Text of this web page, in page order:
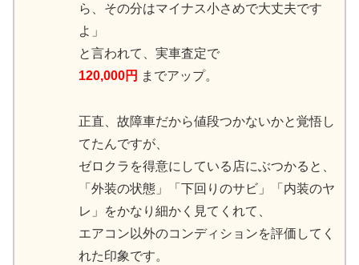
ら、その分はマイナス小さめで大丈夫です
よ」
と言われて、実車査定で
120,000円 までアップ。
正直、故障車だから値段つかないかと覚悟し
てたんですが、
ゼロクラを得意にしている店にぶつかると、
「外装の状態」「下回りのサビ」「内装のヤ
レ」をかなり細かく見てくれて、
エアコン以外のコンディションを評価してく
れた印象です。